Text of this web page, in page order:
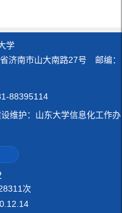
学
济南市山大南路27号 邮编：
88395114
维护：山东大学信息化工作办
次
12 14